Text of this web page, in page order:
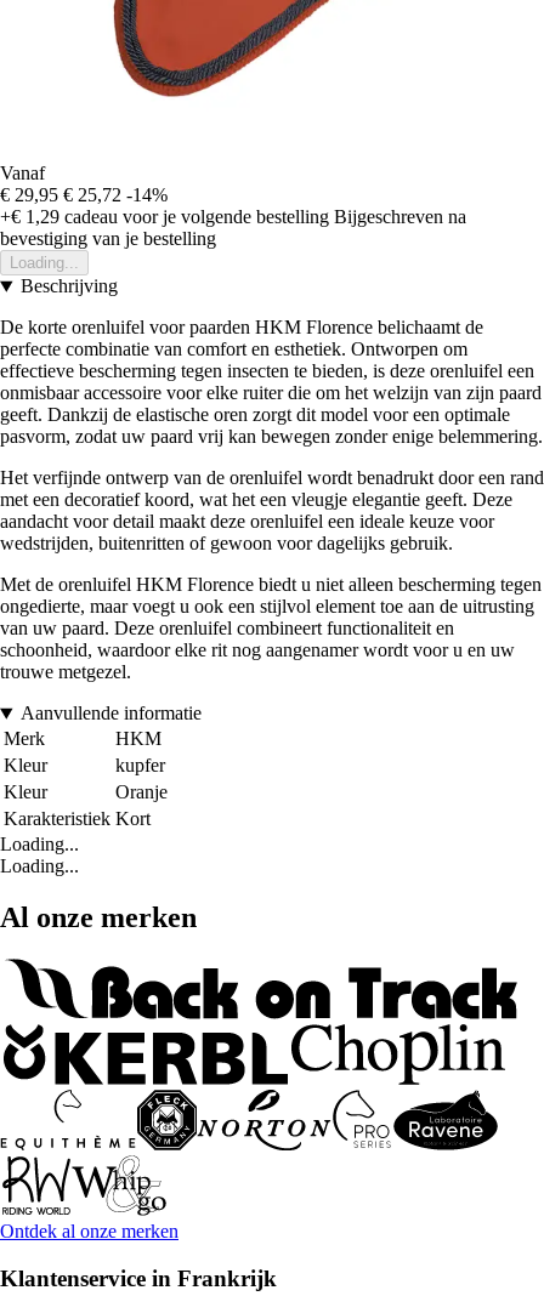
Vanaf
€ 29,95 € 25,72 -14%
+€ 1,29 cadeau voor je volgende bestelling Bijgeschreven na
bevestiging van je bestelling
Loading...
Beschrijving
De korte orenluifel voor paarden HKM Florence belichaamt de
perfecte combinatie van comfort en esthetiek. Ontworpen om
effectieve bescherming tegen insecten te bieden, is deze orenluifel een
onmisbaar accessoire voor elke ruiter die om het welzijn van zijn paard
geeft. Dankzij de elastische oren zorgt dit model voor een optimale
pasvorm, zodat uw paard vrij kan bewegen zonder enige belemmering.
Het verfijnde ontwerp van de orenluifel wordt benadrukt door een rand
met een decoratief koord, wat het een vleugje elegantie geeft. Deze
aandacht voor detail maakt deze orenluifel een ideale keuze voor
wedstrijden, buitenritten of gewoon voor dagelijks gebruik.
Met de orenluifel HKM Florence biedt u niet alleen bescherming tegen
ongedierte, maar voegt u ook een stijlvol element toe aan de uitrusting
van uw paard. Deze orenluifel combineert functionaliteit en
schoonheid, waardoor elke rit nog aangenamer wordt voor u en uw
trouwe metgezel.
Aanvullende informatie
Merk
HKM
Kleur
kupfer
Kleur
Oranje
Karakteristiek Kort
Loading...
Loading...
Al onze merken
Ontdek al onze merken
Klantenservice in Frankrijk